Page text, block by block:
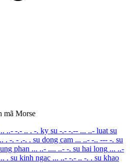
mã Morse
..- -.- .. . -. ky su -.- -.-- ... ..- luat su
. -. - .-. . su dong cam ... ..- -.. --- -. su
phan ... ..- .... ..- -. su hai long ... ..-
. su kinh ngac ... ..- -.- .. -. . su khao